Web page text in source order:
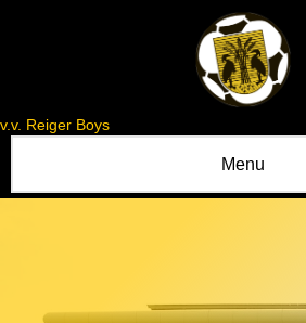
v.v. Reiger Boys
Menu